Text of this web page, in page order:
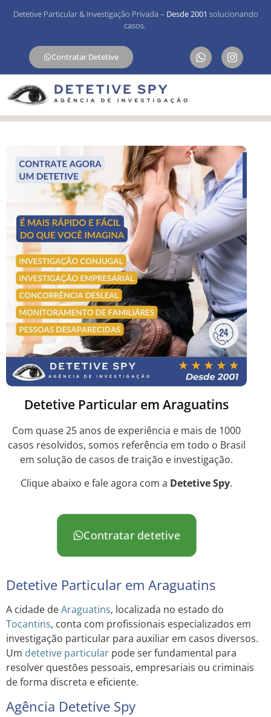
Detetive Particular & Investigação Privada – Desde 2001 solucionando
casos.
Contratar Detetive
Detetive Particular em Araguatins
Com quase 25 anos de experiência e mais de 1000
casos resolvidos, somos referência em todo o Brasil
em solução de casos de traição e investigação.
Clique abaixo e fale agora com a Detetive Spy.
Contratar detetive
Detetive Particular em Araguatins
A cidade deAraguatins, localizada no estado do
Tocantins, conta com profissionais especializados em
investigação particular para auxiliar em casos diversos.
Um detetive particular pode ser fundamental para
resolver questões pessoais, empresariais ou criminais
de forma discreta e eficiente.
Agência Detetive Spy